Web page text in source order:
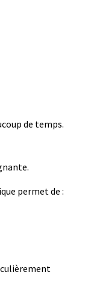
de temps.
permet de :